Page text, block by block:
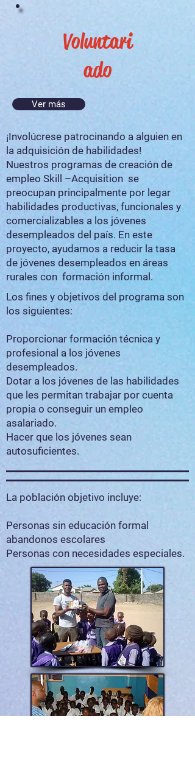
Voluntari
ado
Ver más
¡Involúcrese patrocinando a alguien en
la adquisición de habilidades!
Nuestros programas de creación de
empleo Skill –Acquisition se
preocupan principalmente por legar
habilidades productivas, funcionales y
comercializables a los jóvenes
desempleados del país. En este
proyecto, ayudamos a reducir la tasa
de jóvenes desempleados en áreas
rurales con formación informal.
Los fines y objetivos del programa son
los siguientes:
Proporcionar formación técnica y
profesional a los jóvenes
desempleados.
Dotar a los jóvenes de las habilidades
que les permitan trabajar por cuenta
propia o conseguir un empleo
asalariado.
Hacer que los jóvenes sean
autosuficientes.
La población objetivo incluye:
Personas sin educación formal
abandonos escolares
Personas con necesidades especiales.